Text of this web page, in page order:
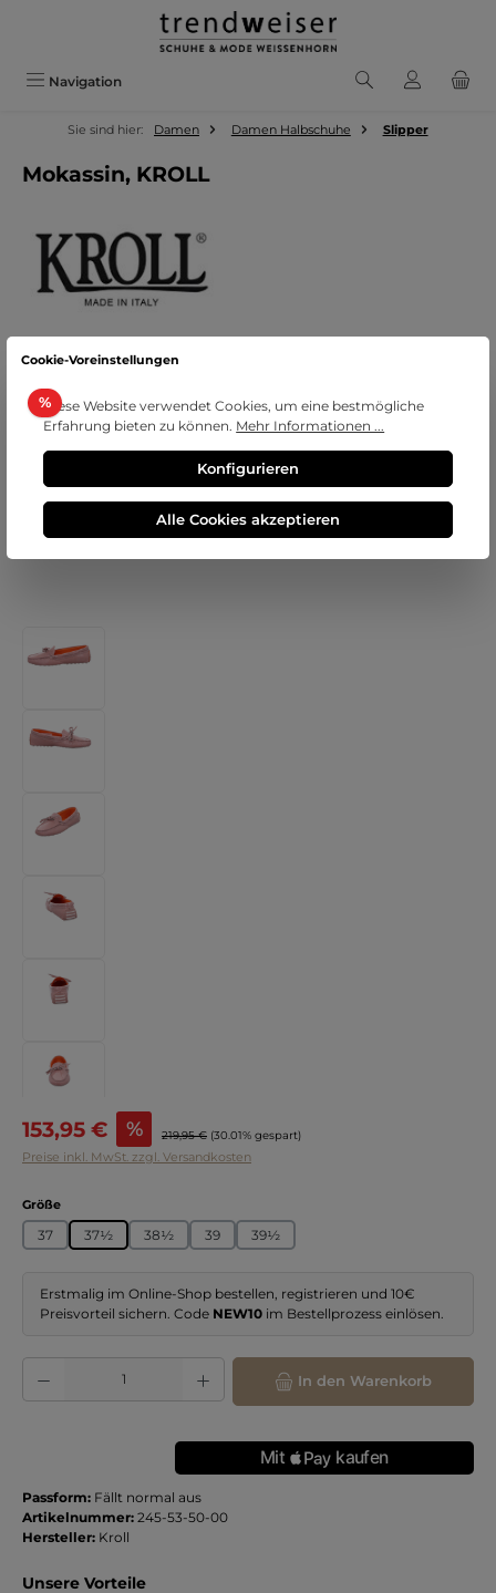
Zum Hauptinhalt springen
Navigation
Sie sind hier: Damen Damen Halbschuhe Slipper
Mokassin, KROLL
Bildergalerie überspringen
%Rabatt
Verkaufspreis:
153,95 € % Regulärer Preis:
219,95 € (30.01% gespart)
Preise inkl. MwSt. zzgl. Versandkosten
Größeauswählen
37 37½ 38½ 39 39½
Erstmalig im Online-Shop bestellen, registrieren und 10€
Preisvorteil sichern. Code NEW10 im Bestellprozess einlösen.
Produkt Anzahl: Gib den gewünschten Wert ein oder benutze die
In den Warenkorb
Passform: Fällt normal aus
Artikelnummer: 245-53-50-00
Hersteller: Kroll
Unsere Vorteile
Cookie-Voreinstellungen
Diese Website verwendet Cookies, um eine bestmögliche
Erfahrung bieten zu können. Mehr Informationen ...
Konfigurieren
Alle Cookies akzeptieren